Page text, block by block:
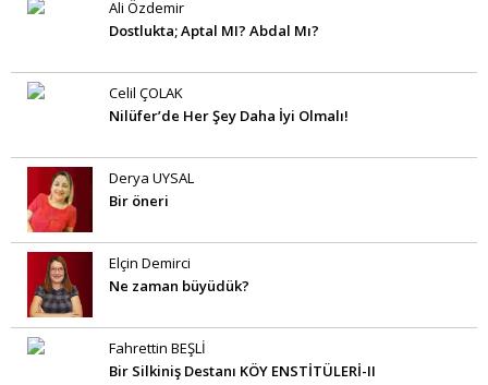
Ali Özdemir
Dostlukta; Aptal MI? Abdal Mı?
Celil ÇOLAK
Nilüfer’de Her Şey Daha İyi Olmalı!
Derya UYSAL
Bir öneri
Elçin Demirci
Ne zaman büyüdük?
Fahrettin BEŞLİ
Bir Silkiniş Destanı KÖY ENSTİTÜLERİ-II